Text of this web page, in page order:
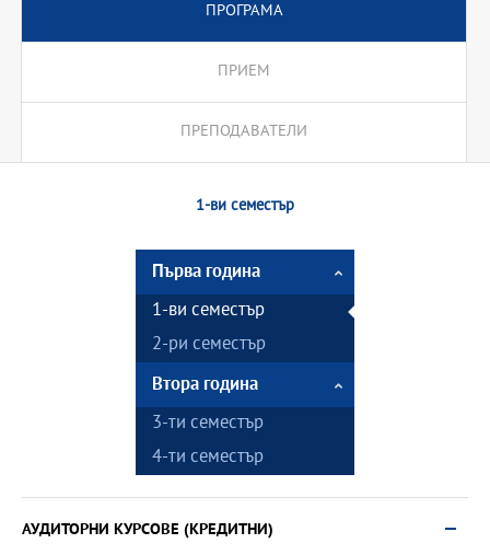
ПРОГРАМА
ПРИЕМ
ПРЕПОДАВАТЕЛИ
1-ви семестър
Първа година
1-ви семестър
2-ри семестър
Втора година
3-ти семестър
4-ти семестър
АУДИТОРНИ КУРСОВЕ (КРЕДИТНИ)